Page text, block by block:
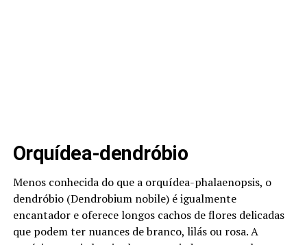
Orquídea-dendróbio
Menos conhecida do que a orquídea-phalaenopsis, o
dendróbio (Dendrobium nobile) é igualmente
encantador e oferece longos cachos de flores delicadas
que podem ter nuances de branco, lilás ou rosa. A